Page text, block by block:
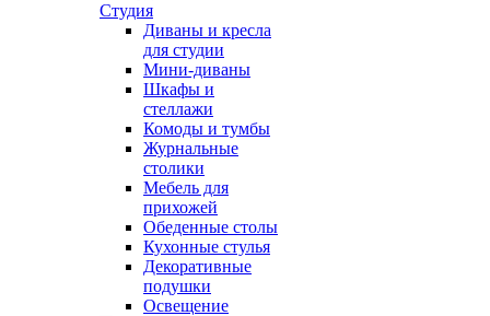
Студия
Диваны и кресла
для студии
Мини-диваны
Шкафы и
стеллажи
Комоды и тумбы
Журнальные
столики
Мебель для
прихожей
Обеденные столы
Кухонные стулья
Декоративные
подушки
Освещение